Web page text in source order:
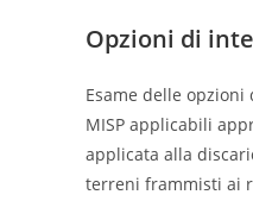
Opzioni di
Esame delle
MISP applicabili
applicata alla
terreni frammisti ai